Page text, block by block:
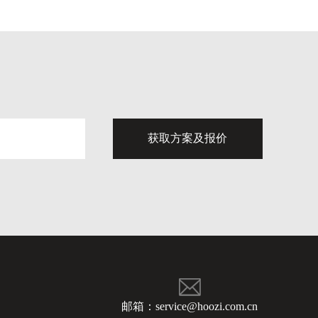
邮箱：service@hoozi.com.cn